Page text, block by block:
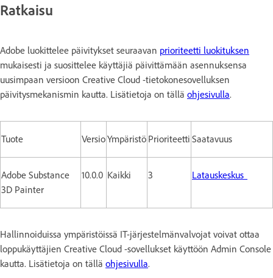
Ratkaisu
Adobe luokittelee päivitykset seuraavan prioriteetti luokituksen
mukaisesti ja suosittelee käyttäjiä päivittämään asennuksensa
uusimpaan versioon Creative Cloud -tietokonesovelluksen
päivitysmekanismin kautta. Lisätietoja on tällä ohjesivulla.
Tuote VersioYmpäristö Prioriteetti Saatavuus
Adobe Substance
3D Painter
10.0.0 Kaikki 3 Latauskeskus
Hallinnoiduissa ympäristöissä IT-järjestelmänvalvojat voivat ottaa
loppukäyttäjien Creative Cloud -sovellukset käyttöön Admin Console
kautta. Lisätietoja on tällä ohjesivulla.